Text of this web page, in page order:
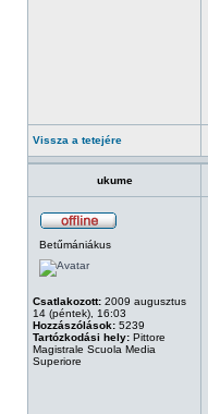
Vissza a tetejére
ukume
Betűmániákus
Csatlakozott: 2009 augusztus
14 (péntek), 16:03
Hozzászólások: 5239
Tartózkodási hely: Pittore
Magistrale Scuola Media
Superiore